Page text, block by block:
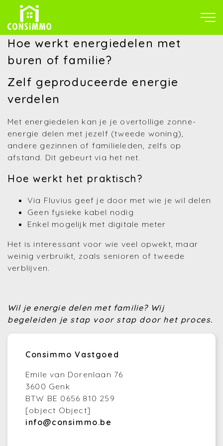
Hoe werkt energiedelen met
buren of familie?
Zelf geproduceerde energie
verdelen
Met energiedelen kan je je overtollige zonne-
energie delen met jezelf (tweede woning),
andere gezinnen of familieleden, zelfs op
afstand. Dit gebeurt via het net.
Hoe werkt het praktisch?
Via Fluvius geef je door met wie je wil delen
Geen fysieke kabel nodig
Enkel mogelijk met digitale meter
Het is interessant voor wie veel opwekt, maar
weinig verbruikt, zoals senioren of tweede
verblijven.
Wil je energie delen met familie? Wij
begeleiden je stap voor stap door het proces.
Consimmo Vastgoed
Emile van Dorenlaan 76
3600 Genk
BTW BE 0656 810 259
[object Object]
info@consimmo.be